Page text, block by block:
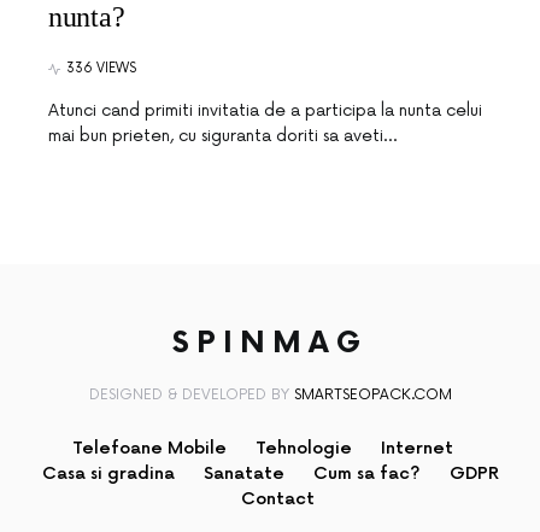
nunta?
336 VIEWS
Atunci cand primiti invitatia de a participa la nunta celui
mai bun prieten, cu siguranta doriti sa aveti…
SPINMAG
DESIGNED & DEVELOPED BY SMARTSEOPACK.COM
Telefoane Mobile Tehnologie
Internet
Casa si gradina
Sanatate Cum sa fac?
GDPR
Contact